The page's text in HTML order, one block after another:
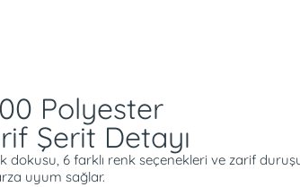
Polyester
Şerit Detayı
dokusu, 6 farklı renk seçenekleri ve zarif
uyum sağlar.